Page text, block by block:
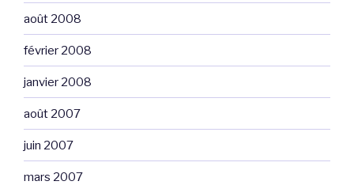
août 2008
février 2008
janvier 2008
août 2007
juin 2007
mars 2007